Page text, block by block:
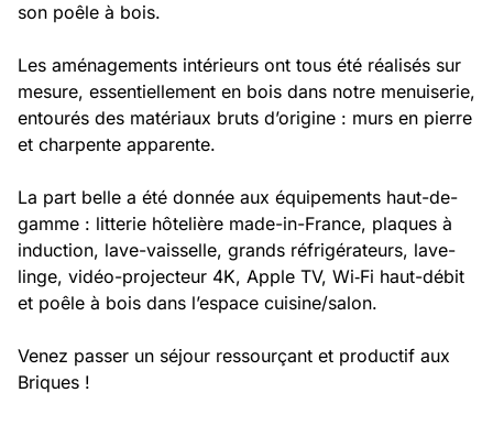
son poêle à bois.
Les aménagements intérieurs ont tous été réalisés sur
mesure, essentiellement en bois dans notre menuiserie,
entourés des matériaux bruts d’origine : murs en pierre
et charpente apparente.
La part belle a été donnée aux équipements haut-de-
gamme : litterie hôtelière made-in-France, plaques à
induction, lave-vaisselle, grands réfrigérateurs, lave-
linge, vidéo-projecteur 4K, Apple TV, Wi‑Fi haut-débit
et poêle à bois dans l’espace cuisine/salon.
Venez passer un séjour ressourçant et productif aux
Briques !